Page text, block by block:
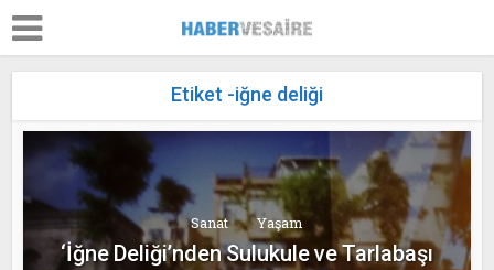
Etiket -iğne deliği
Sanat Yaşam
‘İğne Deliği’nden Sulukule ve Tarlabaşı